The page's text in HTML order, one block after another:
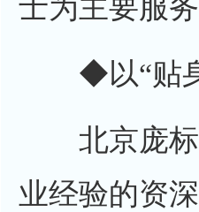
士为主要服
◆以“贴身
北京庞标
业经验的资